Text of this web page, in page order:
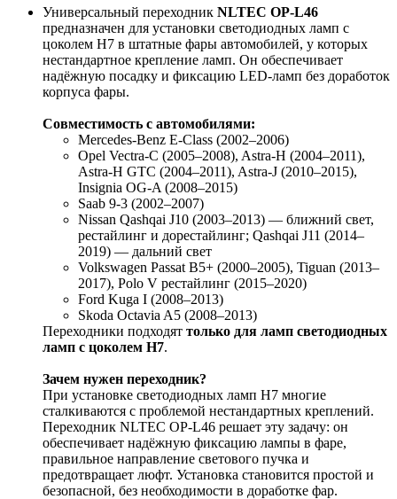
Универсальный переходник NLTEC OP-L46
предназначен для установки светодиодных ламп с
цоколем H7 в штатные фары автомобилей, у которых
нестандартное крепление ламп. Он обеспечивает
надёжную посадку и фиксацию LED-ламп без доработок
корпуса фары.
Совместимость с автомобилями:
Mercedes-Benz E-Class (2002–2006)
Opel Vectra-C (2005–2008), Astra-H (2004–2011),
Astra-H GTC (2004–2011), Astra-J (2010–2015),
Insignia OG-A (2008–2015)
Saab 9-3 (2002–2007)
Nissan Qashqai J10 (2003–2013) — ближний свет,
рестайлинг и дорестайлинг; Qashqai J11 (2014–
2019) — дальний свет
Volkswagen Passat B5+ (2000–2005), Tiguan (2013–
2017), Polo V рестайлинг (2015–2020)
Ford Kuga I (2008–2013)
Skoda Octavia A5 (2008–2013)
Переходники подходят только для ламп светодиодных
ламп с цоколем H7.
Зачем нужен переходник?
При установке светодиодных ламп H7 многие
сталкиваются с проблемой нестандартных креплений.
Переходник NLTEC OP-L46 решает эту задачу: он
обеспечивает надёжную фиксацию лампы в фаре,
правильное направление светового пучка и
предотвращает люфт. Установка становится простой и
безопасной, без необходимости в доработке фар.